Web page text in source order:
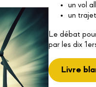
un vol
un
Le débat
par les dix
Livre